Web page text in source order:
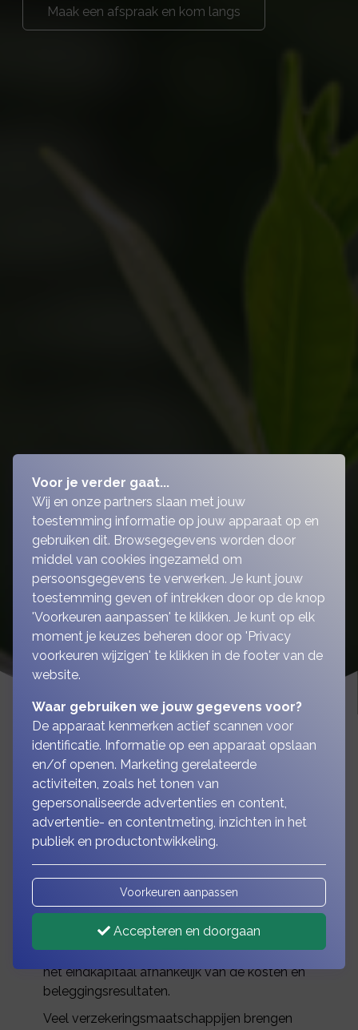
Maak een afspraak en kom langs
Bekijk de mogelijkheden
van een
beleggingsverzekering
Wordt bij de kapitaalverzekering gespaard en
is er sprake van een afgesproken eindkapitaal,
met of zonder winstdeling, bij de
beleggingsverzekering wordt er belegd en is
het eindkapitaal afhankelijk van de kosten en
beleggingsresultaten.
Veel verzekeringsmaatschappijen brengen
Voor je verder gaat...
Wij en onze partners slaan met jouw
toestemming informatie op jouw apparaat op en
gebruiken dit. Browsegegevens worden door
middel van cookies ingezameld om
persoonsgegevens te verwerken. Je kunt jouw
toestemming geven of intrekken door op de knop
'Voorkeuren aanpassen' te klikken. Je kunt op elk
moment je keuzes beheren door op 'Privacy
voorkeuren wijzigen' te klikken in de footer van de
website.
Waar gebruiken we jouw gegevens voor?
De apparaat kenmerken actief scannen voor
identificatie. Informatie op een apparaat opslaan
en/of openen. Marketing gerelateerde
activiteiten, zoals het tonen van
gepersonaliseerde advertenties en content,
advertentie- en contentmeting, inzichten in het
publiek en productontwikkeling.
Voorkeuren aanpassen
Accepteren en doorgaan